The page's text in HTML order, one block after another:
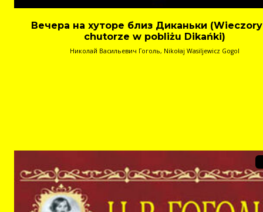
Вечера на хуторе близ Диканьки
chutorze w pobliżu Dikańki)
Николай Васильевич Гоголь, Nikołaj Wasiljewicz Gogol